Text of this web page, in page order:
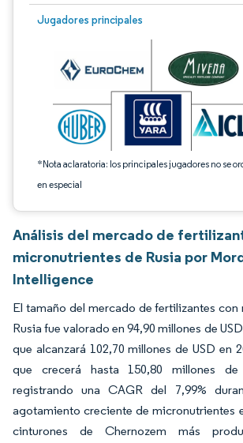
Jugadores principales
*Nota aclaratoria: los principales jugadores no se
en especial
Imagen © Mordor Intelligence. El uso requiere
Análisis del mercado de
micronutrientes de Rusia por
Intelligence
El tamaño del mercado de fertilizantes
Rusia fue valorado en 94,90 millones de
que alcanzará 102,70 millones de USD en
que crecerá hasta 150,80 millones
registrando una CAGR del 7,99%
agotamiento creciente de micronutrientes
cinturones de Chernozem más